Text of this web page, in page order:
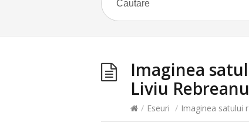
Imaginea
Liviu Rebreanu
/ Eseuri / Imaginea satului